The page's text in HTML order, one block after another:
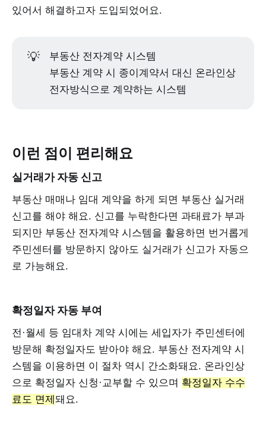
있어서 해결하고자 도입되었어요.
💡
부동산 전자계약 시스템
부동산 계약 시 종이계약서 대신 온라인상
전자방식으로 계약하는 시스템
이런 점이 편리해요
실거래가 자동 신고
부동산 매매나 임대 계약을 하게 되면 부동산 실거래
신고를 해야 해요. 신고를 누락한다면 과태료가 부과
되지만 부동산 전자계약 시스템을 활용하면 번거롭게
주민센터를 방문하지 않아도 실거래가 신고가 자동으
로 가능해요.
확정일자 자동 부여
전·월세 등 임대차 계약 시에는 세입자가 주민센터에
방문해 확정일자도 받아야 해요. 부동산 전자계약 시
스템을 이용하면 이 절차 역시 간소화돼요. 온라인상
으로 확정일자 신청·교부할 수 있으며 확정일자 수수
료도 면제 돼요.